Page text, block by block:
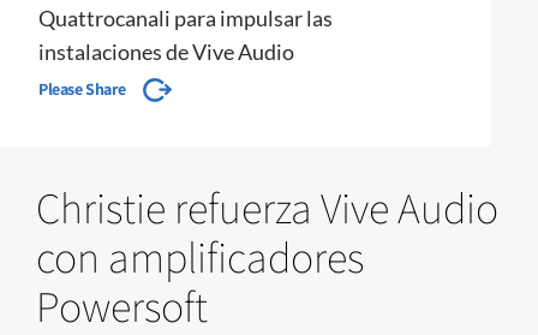
Quattrocanali para impulsar las
instalaciones de Vive Audio
Please Share
Christie refuerza Vive Audio
con amplificadores
Powersoft